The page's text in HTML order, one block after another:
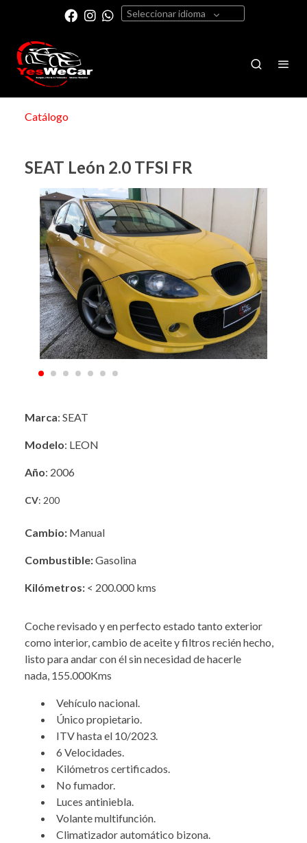
Seleccionar idioma
Catálogo
SEAT León 2.0 TFSI FR
Marca: SEAT
Modelo: LEON
Año: 2006
CV: 200
Cambio: Manual
Combustible:Gasolina
Kilómetros: < 200.000 kms
Coche revisado y en perfecto estado tanto exterior
como interior, cambio de aceite y filtros recién hecho,
listo para andar con él sin necesidad de hacerle
nada, 155.000Kms
Vehículo nacional.
Único propietario.
ITV hasta el 10/2023.
6 Velocidades.
Kilómetros certificados.
No fumador.
Luces antiniebla.
Volante multifunción.
Climatizador automático bizona.